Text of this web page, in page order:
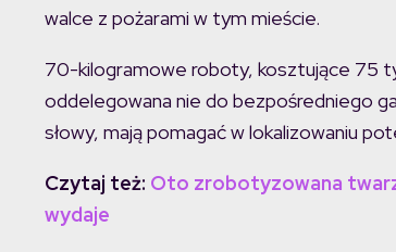
walce z pożarami w tym mieście.
70-kilogramowe roboty, kosztujące 75
oddelegowana nie do bezpośredniego
słowy, mają pomagać w lokalizowaniu
Czytaj też: Oto zrobotyzowana
wydaje